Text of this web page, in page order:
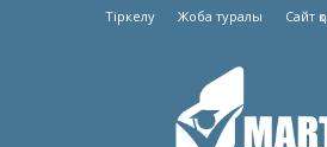
Тіркелу Жоба туралы Сайт
Martebe.kz
білім
сайты